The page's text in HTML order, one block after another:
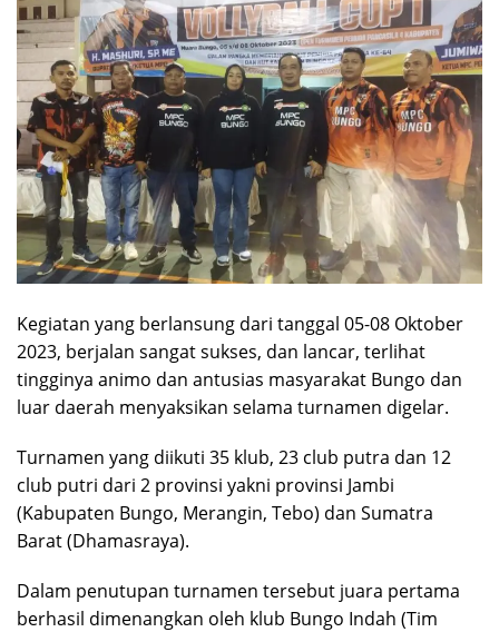
Kegiatan yang berlansung dari tanggal 05-08 Oktober
2023, berjalan sangat sukses, dan lancar, terlihat
tingginya animo dan antusias masyarakat Bungo dan
luar daerah menyaksikan selama turnamen digelar.
Turnamen yang diikuti 35 klub, 23 club putra dan 12
club putri dari 2 provinsi yakni provinsi Jambi
(Kabupaten Bungo, Merangin, Tebo) dan Sumatra
Barat (Dhamasraya).
Dalam penutupan turnamen tersebut juara pertama
berhasil dimenangkan oleh klub Bungo Indah (Tim